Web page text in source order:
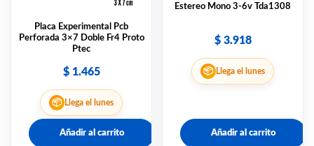
Placa Experimental Pcb
Perforada 3×7 Doble Fr4 Proto
Ptec
$1.465
📦 Llega el lunes
Añadir al carrito
Estereo Mono 3-6v Tda1308
$3.918
📦 Llega el lunes
Añadir al carrito